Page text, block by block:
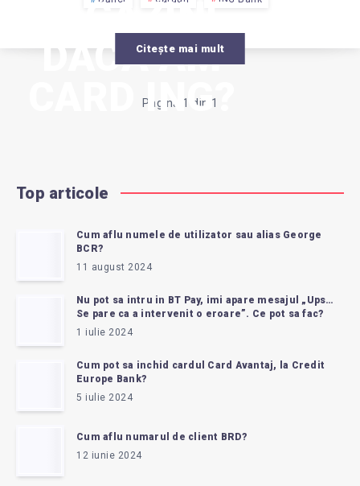
MAGAZINE,
DACĂ AM
CARD ING?
Citește mai mult
Pagina 1 din 1
Top articole
Cum aflu numele de utilizator sau alias George
BCR?
11 august 2024
Nu pot sa intru in BT Pay, imi apare mesajul „Ups…
Se pare ca a intervenit o eroare”. Ce pot sa fac?
1 iulie 2024
Cum pot sa inchid cardul Card Avantaj, la Credit
Europe Bank?
5 iulie 2024
Cum aflu numarul de client BRD?
12 iunie 2024